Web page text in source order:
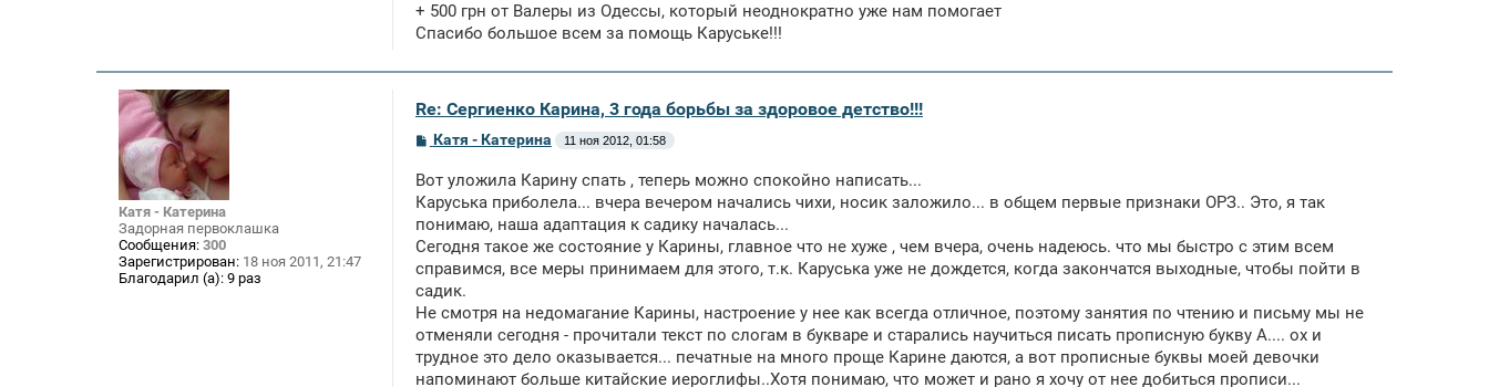
+ 500 грн от Валеры из Одессы, который неоднократно уже нам помогает
Спасибо большое всем за помощь Каруське!!!
Катя - Катерина
Задорная первоклашка
Сообщения: 300
Зарегистрирован: 18 ноя 2011, 21:47
Благодарил (а): 9 раз
Re: Сергиенко Карина, 3 года борьбы за здоровое детство!!!
С
б
щ
н
и
Катя - Катерина 11 ноя 2012, 01:58
Вот уложила Карину спать , теперь можно спокойно написать...
Каруська приболела... вчера вечером начались чихи, носик заложило... в общем первые признаки ОРЗ.. Это, я так
понимаю, наша адаптация к садику началась...
Сегодня такое же состояние у Карины, главное что не хуже , чем вчера, очень надеюсь. что мы быстро с этим всем
справимся, все меры принимаем для этого, т.к. Каруська уже не дождется, когда закончатся выходные, чтобы пойти в
садик.
Не смотря на недомагание Карины, настроение у нее как всегда отличное, поэтому занятия по чтению и письму мы не
отменяли сегодня - прочитали текст по слогам в букваре и старались научиться писать прописную букву А.... ох и
трудное это дело оказывается... печатные на много проще Карине даются, а вот прописные буквы моей девочки
напоминают больше китайские иероглифы..Хотя понимаю, что может и рано я хочу от нее добиться прописи...